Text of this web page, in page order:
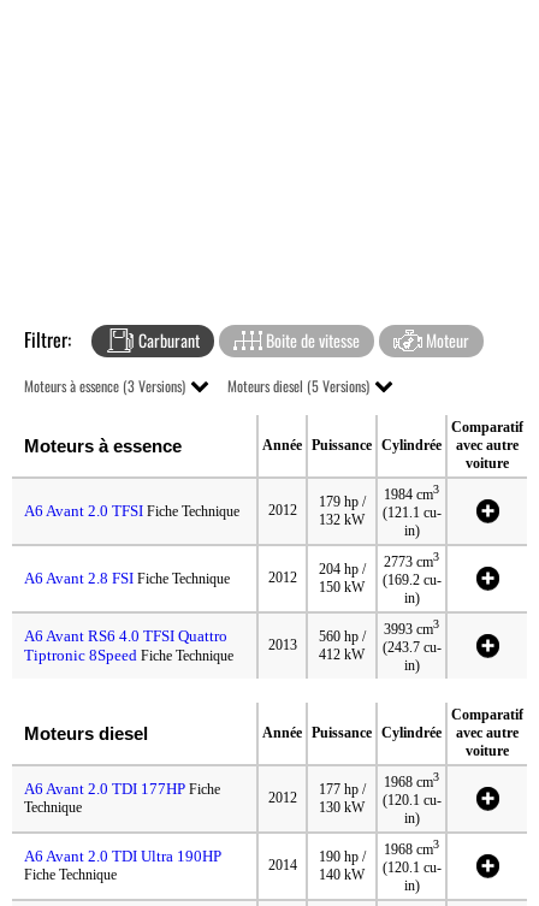
Filtrer: Carburant Boite de vitesse Moteur
Moteurs à essence (3 Versions) Moteurs diesel (5 Versions)
Moteurs à essence Année Puissance Cylindrée
Comparatif
avec autre
voiture
A6 Avant 2.0 TFSI Fiche Technique 2012
179 hp /
132 kW
1984 cm3
(121.1 cu-
in)
A6 Avant 2.8 FSI Fiche Technique 2012
204 hp /
150 kW
2773 cm3
(169.2 cu-
in)
A6 Avant RS6 4.0 TFSI Quattro
Tiptronic 8Speed Fiche Technique
2013
560 hp /
412 kW
3993 cm3
(243.7 cu-
in)
Moteurs diesel Année Puissance Cylindrée
Comparatif
avec autre
voiture
A6 Avant 2.0 TDI 177HP Fiche
Technique
2012
177 hp /
130 kW
1968 cm3
(120.1 cu-
in)
A6 Avant 2.0 TDI Ultra 190HP
Fiche Technique
2014
190 hp /
140 kW
1968 cm3
(120.1 cu-
in)